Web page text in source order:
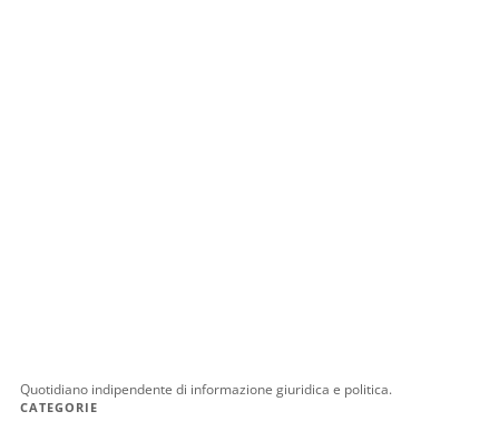
Quotidiano indipendente di informazione giuridica e politica.
CATEGORIE